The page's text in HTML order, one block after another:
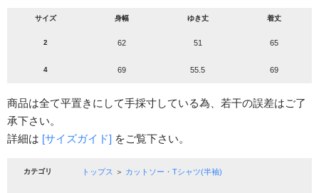
サイズ 身幅 ゆき丈 着丈
2 62 51 65
4 69 55.5 69
商品は全て平置きにして手採寸している為、若干の誤差はご了
承下さい。
詳細は [サイズガイド] をご覧下さい。
カテゴリ トップス ＞ カットソー・Tシャツ(半袖)